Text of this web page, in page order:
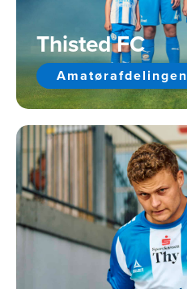
Thisted FC
Amatørafdelingen